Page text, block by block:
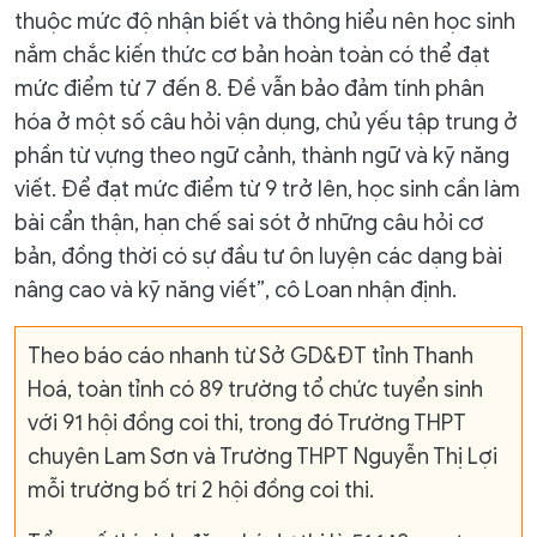
thuộc mức độ nhận biết và thông hiểu nên học sinh
nắm chắc kiến thức cơ bản hoàn toàn có thể đạt
mức điểm từ 7 đến 8. Đề vẫn bảo đảm tính phân
hóa ở một số câu hỏi vận dụng, chủ yếu tập trung ở
phần từ vựng theo ngữ cảnh, thành ngữ và kỹ năng
viết. Để đạt mức điểm từ 9 trở lên, học sinh cần làm
bài cẩn thận, hạn chế sai sót ở những câu hỏi cơ
bản, đồng thời có sự đầu tư ôn luyện các dạng bài
nâng cao và kỹ năng viết”, cô Loan nhận định.
Theo báo cáo nhanh từ Sở GD&ĐT tỉnh Thanh
Hoá, toàn tỉnh có 89 trường tổ chức tuyển sinh
với 91 hội đồng coi thi, trong đó Trường THPT
chuyên Lam Sơn và Trường THPT Nguyễn Thị Lợi
mỗi trường bố trí 2 hội đồng coi thi.